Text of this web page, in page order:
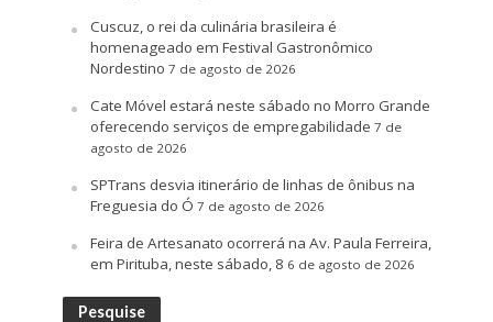
Cuscuz, o rei da culinária brasileira é
homenageado em Festival Gastronômico
Nordestino 7 de agosto de 2026
Cate Móvel estará neste sábado no Morro Grande
oferecendo serviços de empregabilidade 7 de
agosto de 2026
SPTrans desvia itinerário de linhas de ônibus na
Freguesia do Ó 7 de agosto de 2026
Feira de Artesanato ocorrerá na Av. Paula Ferreira,
em Pirituba, neste sábado, 8 6 de agosto de 2026
Pesquise